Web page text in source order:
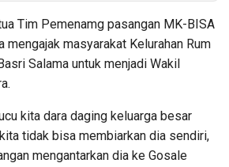
Tim Pemenamg pasangan MK-BISA
masyarakat Kelurahan Rum
Salama untuk menjadi Wakil
kita dara daging keluarga besar
tidak bisa membiarkan dia sendiri,
mengantarkan dia ke Gosale